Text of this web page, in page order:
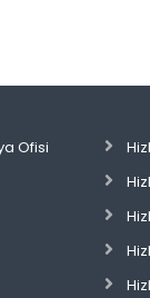
Ofisi